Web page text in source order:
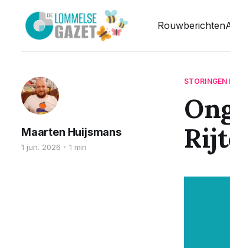
Rouwberichten
STORINGEN
Maarten Huijsmans
1 jun. 2026 1 min